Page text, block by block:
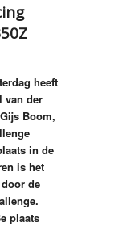
heeft
van der
Boom,
in de
is het
de
plaats